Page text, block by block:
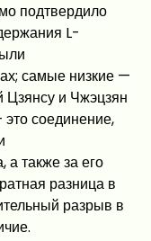
подтвердило
L-
самые низкие —
Цзянсу и Чжэцзян
соединение,
также за его
разница в
разрыв в